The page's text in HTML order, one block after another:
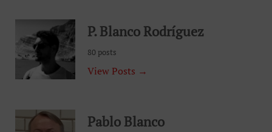
P. Blanco Rodríguez
80 posts
View Posts →
Pablo Blanco